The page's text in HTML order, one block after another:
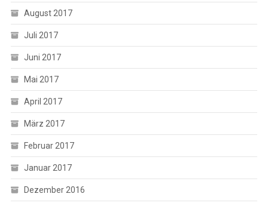
August 2017
Juli 2017
Juni 2017
Mai 2017
April 2017
März 2017
Februar 2017
Januar 2017
Dezember 2016